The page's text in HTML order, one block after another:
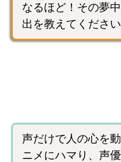
なるほど！その夢
出を教えてください
声だけで人の心を
ニメにハマり、声